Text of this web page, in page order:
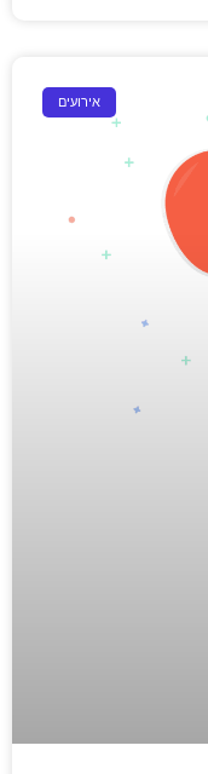
אירועים